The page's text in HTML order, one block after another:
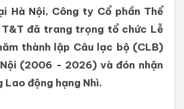
Hà Nội, Công ty Cổ phần Thể
T&T đã trang trọng tổ chức Lễ
thành lập Câu lạc bộ (CLB)
(2006 - 2026) và đón nhận
Lao động hạng Nhì.